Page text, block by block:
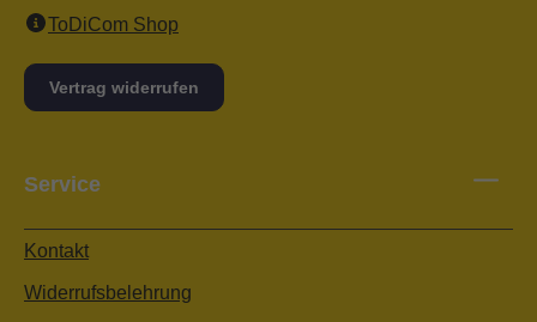
ToDiCom Shop
Vertrag widerrufen
Service
Kontakt
Widerrufsbelehrung